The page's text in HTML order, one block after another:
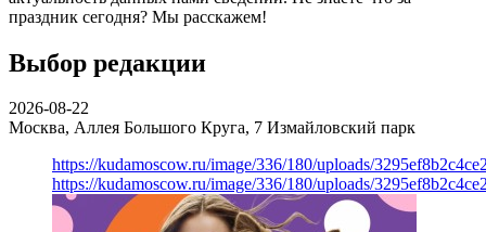
праздник сегодня? Мы расскажем!
Выбор редакции
2026-08-22
Москва, Аллея Большого Круга, 7 Измайловский парк
https://kudamoscow.ru/image/336/180/uploads/
https://kudamoscow.ru/image/336/180/uploads/